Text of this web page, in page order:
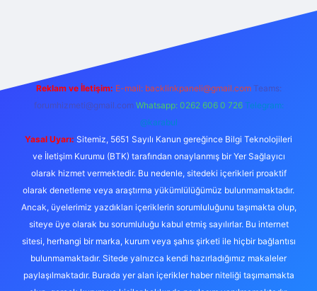
Reklam ve İletişim: E-mail: backlinkpaneli@gmail.com Teams:
forumhizmeti@gmail.com Whatsapp: 0262 606 0 726 Telegram:
@karabul
Yasal Uyarı: Sitemiz, 5651 Sayılı Kanun gereğince Bilgi Teknolojileri
ve İletişim Kurumu (BTK) tarafından onaylanmış bir Yer Sağlayıcı
olarak hizmet vermektedir. Bu nedenle, sitedeki içerikleri proaktif
olarak denetleme veya araştırma yükümlülüğümüz bulunmamaktadır.
Ancak, üyelerimiz yazdıkları içeriklerin sorumluluğunu taşımakta olup,
siteye üye olarak bu sorumluluğu kabul etmiş sayılırlar. Bu internet
sitesi, herhangi bir marka, kurum veya şahıs şirketi ile hiçbir bağlantısı
bulunmamaktadır. Sitede yalnızca kendi hazırladığımız makaleler
paylaşılmaktadır. Burada yer alan içerikler haber niteliği taşımamakta